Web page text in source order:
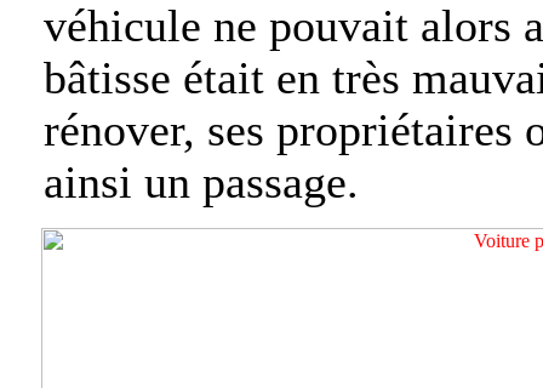
véhicule ne pouvait alors
bâtisse était en très
rénover, ses
ainsi un passage.